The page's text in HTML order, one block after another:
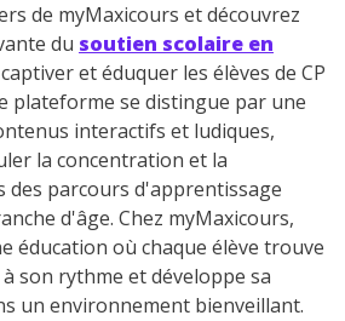
de myMaxicours et découvrez
du soutien scolaire en
et éduquer les élèves de CP
plateforme se distingue par une
interactifs et ludiques,
la concentration et la
des parcours d'apprentissage
d'âge. Chez myMaxicours,
éducation où chaque élève trouve
son rythme et développe sa
un environnement bienveillant.